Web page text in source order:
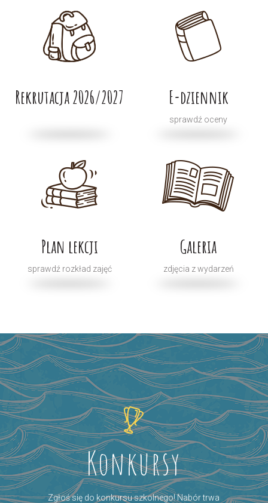
Rekrutacja 2026/2027 E-dziennik
sprawdź oceny
Plan lekcji
sprawdź rozkład zajęć
Galeria
zdjęcia z wydarzeń
Konkursy
Zgłoś się do konkursu szkolnego! Nabór trwa